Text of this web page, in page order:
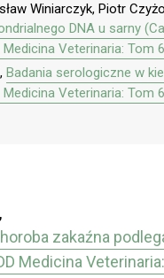
Winiarczyk, Piotr
DNA u sarny
Veterinaria: Tom
Badania serologiczne w
Veterinaria: Tom
zakaźna
Medicina